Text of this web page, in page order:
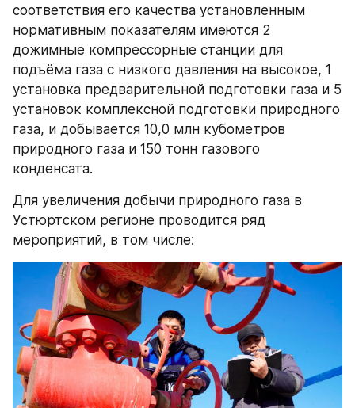
соответствия его качества установленным
нормативным показателям имеются 2
дожимные компрессорные станции для
подъёма газа с низкого давления на высокое, 1
установка предварительной подготовки газа и 5
установок комплексной подготовки природного
газа, и добывается 10,0 млн кубометров
природного газа и 150 тонн газового
конденсата.
Для увеличения добычи природного газа в
Устюртском регионе проводится ряд
мероприятий, в том числе: